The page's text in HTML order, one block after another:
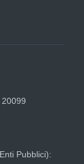
Pubblici):